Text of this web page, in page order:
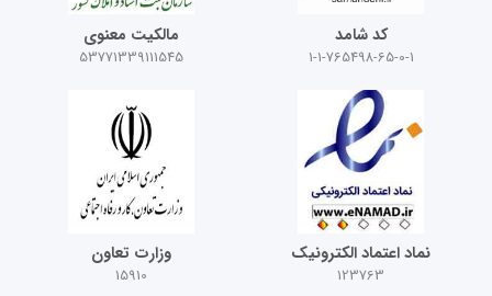
کد شامد
1-1-765498-65-0-1
مالکیت معنوی
53771339111545
نماد اعتماد الکترونیک
123763
وزارت تعاون
15910